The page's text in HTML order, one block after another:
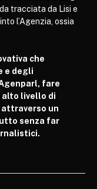
tracciata da Lisi e
l’Agenzia, ossia
che
e degli
fare
alto livello di
un
senza far